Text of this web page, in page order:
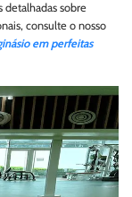
detalhadas sobre
consulte o nosso
em perfeitas